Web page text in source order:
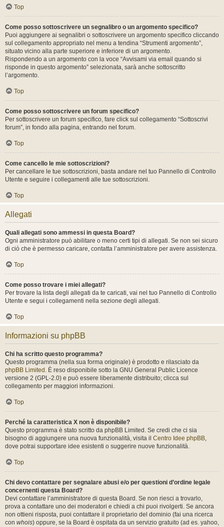
Top
Come posso sottoscrivere un segnalibro o un argomento specifico?
Puoi aggiungere ai segnalibri o sottoscrivere un argomento specifico cliccando
sul collegamento appropriato nel menu a tendina “Strumenti argomento”,
situato vicino alla parte superiore e inferiore di un argomento.
Rispondendo a un argomento con la voce “Avvisami via email quando si
risponde in questo argomento” selezionata, sarà anche sottoscritto
l’argomento.
Top
Come posso sottoscrivere un forum specifico?
Per sottoscrivere un forum specifico, fare click sul collegamento “Sottoscrivi
forum”, in fondo alla pagina, entrando nel forum.
Top
Come cancello le mie sottoscrizioni?
Per cancellare le tue sottoscrizioni, basta andare nel tuo Pannello di Controllo
Utente e seguire i collegamenti alle tue sottoscrizioni.
Top
Allegati
Quali allegati sono ammessi in questa Board?
Ogni amministratore può abilitare o meno certi tipi di allegati. Se non sei sicuro
di ciò che è permesso caricare, contatta l’amministratore per avere assistenza.
Top
Come posso trovare i miei allegati?
Per trovare la lista degli allegati da te caricati, vai nel tuo Pannello di Controllo
Utente e segui i collegamenti nella sezione degli allegati.
Top
Informazioni su phpBB
Chi ha scritto questo programma?
Questo programma (nella sua forma originale) è prodotto e rilasciato da
phpBB Limited . È reso disponibile sotto la GNU General Public Licence
versione 2 (GPL-2.0) e può essere liberamente distribuito; clicca sul
collegamento per maggiori informazioni.
Top
Perché la caratteristica X non è disponibile?
Questo programma è stato scritto da phpBB Limited. Se credi che ci sia
bisogno di aggiungere una nuova funzionalità, visita il Centro Idee phpBB,
dove potrai supportare idee esistenti o suggerire nuove funzionalità.
Top
Chi devo contattare per segnalare abusi e/o per questioni d’ordine legale
concernenti questa Board?
Devi contattare l’amministratore di questa Board. Se non riesci a trovarlo,
prova a contattare uno dei moderatori e chiedi a chi puoi rivolgerti. Se ancora
non ottieni risposta, puoi contattare il proprietario del dominio (fai una ricerca
con whois) oppure, se la Board è ospitata da un servizio gratuito (ad es. yahoo,